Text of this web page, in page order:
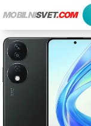
MOBILNISVET.COM